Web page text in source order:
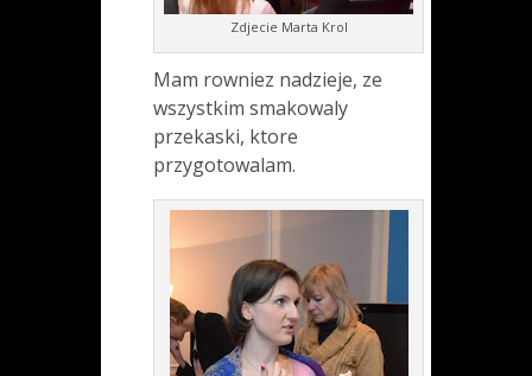
Zdjecie Marta Krol
Mam rowniez nadzieje, ze
wszystkim smakowaly
przekaski, ktore
przygotowalam.